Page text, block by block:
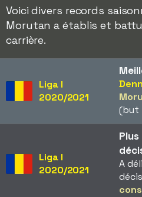
Voici divers records
Morutan a établis et
carrière.
Liga I
2020/2021
(but
Liga I
2020/2021
A